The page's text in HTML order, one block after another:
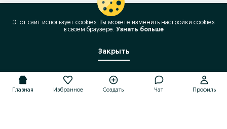
Главная Избранное Создать Чат Профиль
Этот сайт использует cookies. Вы можете изменить настройки cookies
в своeм браузере. Узнать больше
Закрыть